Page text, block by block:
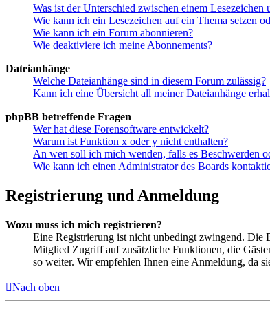
Was ist der Unterschied zwischen einem
Wie kann ich ein Lesezeichen auf ein Thema setzen
Wie kann ich ein Forum abonnieren?
Wie deaktiviere ich meine Abonnements?
Dateianhänge
Welche Dateianhänge sind in diesem Forum zulässig?
Kann ich eine Übersicht all meiner Dateianhänge
phpBB betreffende Fragen
Wer hat diese Forensoftware entwickelt?
Warum ist Funktion x oder y nicht enthalten?
An wen soll ich mich wenden, falls es Beschwerden
Wie kann ich einen Administrator des Boards
Registrierung und Anmeldung
Wozu muss ich mich registrieren?
Eine Registrierung ist nicht unbedingt zwingend. Die
Mitglied Zugriff auf zusätzliche Funktionen, die
so weiter. Wir empfehlen Ihnen eine Anmeldung, da
Nach oben